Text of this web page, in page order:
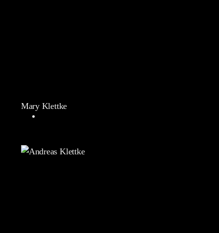
Mary Klettke